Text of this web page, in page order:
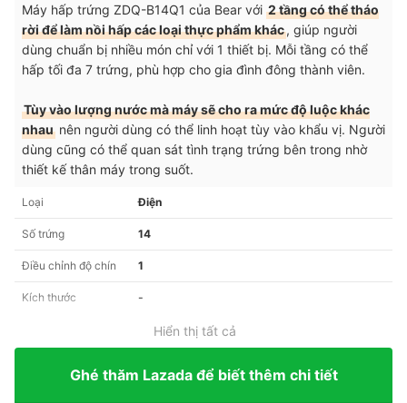
Máy hấp trứng ZDQ-B14Q1 của Bear với 2 tầng có thể tháo
rời để làm nồi hấp các loại thực phẩm khác, giúp người
dùng chuẩn bị nhiều món chỉ với 1 thiết bị. Mỗi tầng có thể
hấp tối đa 7 trứng, phù hợp cho gia đình đông thành viên.
Tùy vào lượng nước mà máy sẽ cho ra mức độ luộc khác
nhau nên người dùng có thể linh hoạt tùy vào khẩu vị. Người
dùng cũng có thể quan sát tình trạng trứng bên trong nhờ
thiết kế thân máy trong suốt.
Loại Điện
Số trứng 14
Điều chỉnh độ chín 1
Kích thước -
Hiển thị tất cả
Ghé thăm Lazada để biết thêm chi tiết